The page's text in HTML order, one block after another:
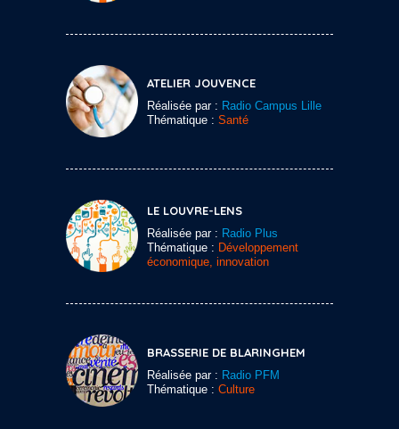
ATELIER JOUVENCE
Réalisée par : Radio Campus Lille
Thématique : Santé
LE LOUVRE-LENS
Réalisée par : Radio Plus
Thématique : Développement
économique, innovation
BRASSERIE DE BLARINGHEM
Réalisée par : Radio PFM
Thématique : Culture